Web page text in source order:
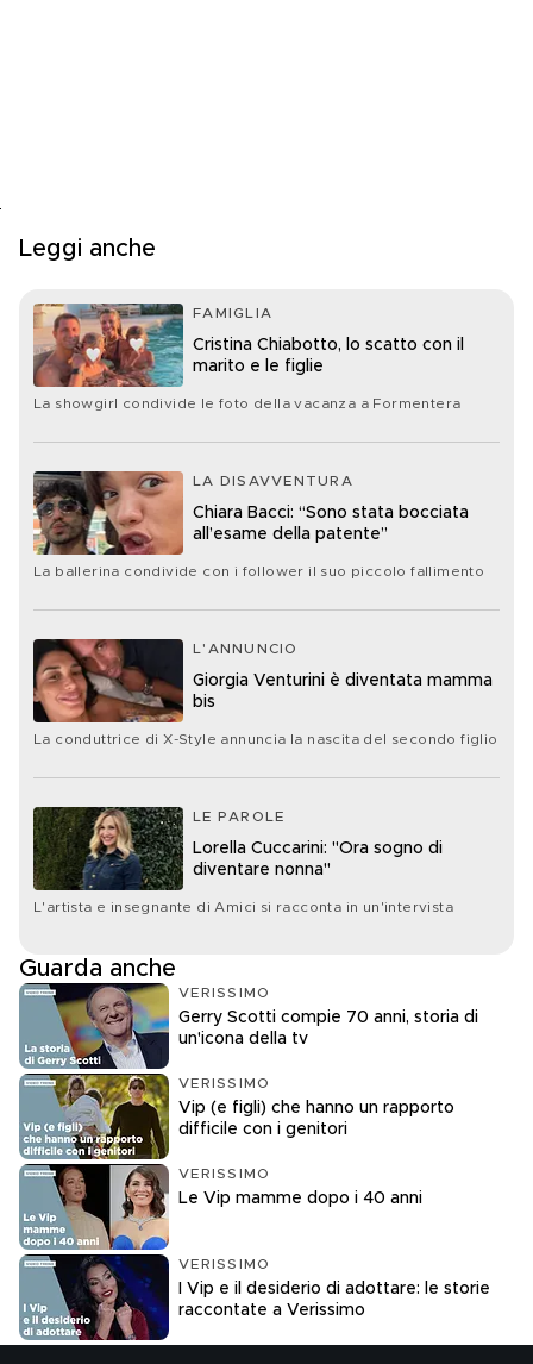
Leggi anche
FAMIGLIA
Cristina Chiabotto, lo scatto con il
marito e le figlie
La showgirl condivide le foto della vacanza a Formentera
LA DISAVVENTURA
Chiara Bacci: “Sono stata bocciata
all’esame della patente”
La ballerina condivide con i follower il suo piccolo fallimento
L'ANNUNCIO
Giorgia Venturini è diventata mamma
bis
La conduttrice di X-Style annuncia la nascita del secondo figlio
LE PAROLE
Lorella Cuccarini: "Ora sogno di
diventare nonna"
L'artista e insegnante di Amici si racconta in un'intervista
Guarda anche
VERISSIMO
Gerry Scotti compie 70 anni, storia di
un'icona della tv
VERISSIMO
Vip (e figli) che hanno un rapporto
difficile con i genitori
VERISSIMO
Le Vip mamme dopo i 40 anni
VERISSIMO
I Vip e il desiderio di adottare: le storie
raccontate a Verissimo